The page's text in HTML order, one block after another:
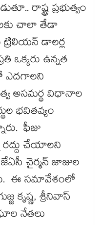
రాష్ట్ర ప్రభుత్వం
చాలా తేడా
ట్రిలియన్ డాలర్ల
ఉన్నత
ఎదగాలని
అసమర్థ విధానాల
భవితవ్యం
ఫీజు
చేయాలని
జేఏసీ చైర్మన్ జాజుల
ఈ సమావేశంలో
కృష్ణ, శ్రీనివాస్
నేతలు